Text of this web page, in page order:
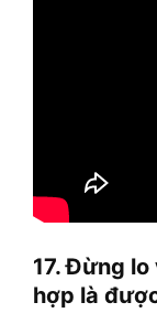
17. Đừng
hợp là